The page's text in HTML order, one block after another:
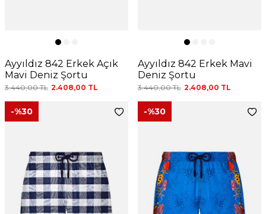
Ayyıldız 842 Erkek Açık
Mavi Deniz Şortu
3.440,00TL 2.408,00 TL
Ayyıldız 842 Erkek Mavi
Deniz Şortu
3.440,00TL 2.408,00 TL
-%30 -%30